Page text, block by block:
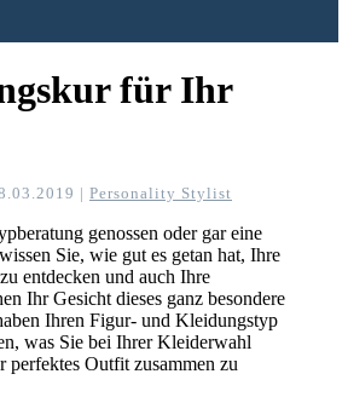
für Ihr
| Personality Stylist
genossen oder gar eine
Sie, wie gut es getan hat, Ihre
entdecken und auch Ihre
Ihr Gesicht dieses ganz besondere
Ihren Figur- und Kleidungstyp
was Sie bei Ihrer Kleiderwahl
perfektes Outfit zusammen zu